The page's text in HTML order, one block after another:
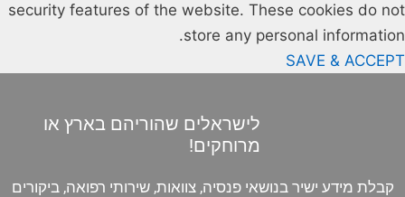
security features of the website. These cookies do not
store any personal information.
SAVE & ACCEPT
לישראלים שהוריהם בארץ או
מרוחקים!
קבלת מידע ישיר בנושאי פנסיה, צוואות, שירותי רפואה, ביקורים